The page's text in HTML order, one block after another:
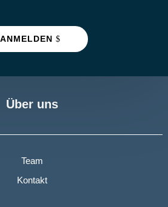
ANMELDEN
Über uns
Team
Kontakt